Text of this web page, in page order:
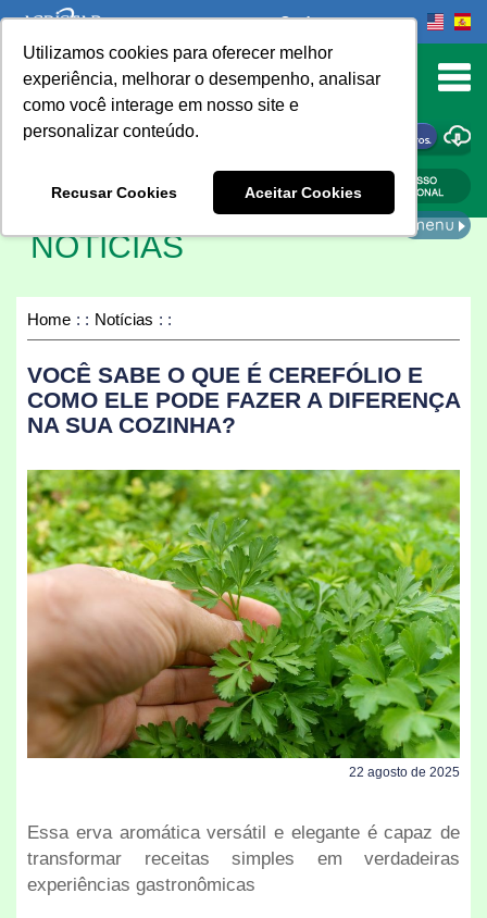
Utilizamos cookies para oferecer melhor
experiência, melhorar o desempenho, analisar
como você interage em nosso site e
personalizar conteúdo.
Recusar Cookies Aceitar Cookies
to Content
Onde comprar
ONDE COMPRAR
NOTÍCIAS
Home Notícias
VOCÊ SABE O QUE É CEREFÓLIO E
COMO ELE PODE FAZER A DIFERENÇA
NA SUA COZINHA?
22 agosto de 2025
Essa erva aromática versátil e elegante é capaz de
transformar receitas simples em verdadeiras
experiências gastronômicas